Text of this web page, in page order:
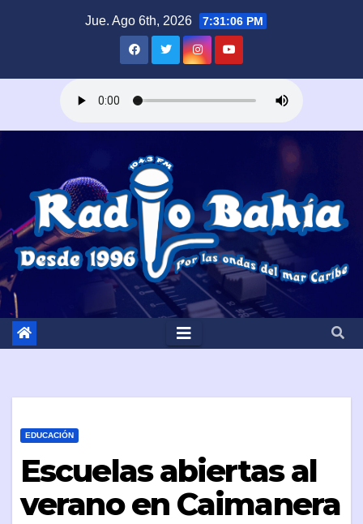
Jue. Ago 6th, 2026 7:31:07 PM
EDUCACIÓN
Escuelas abiertas al
verano en Caimanera